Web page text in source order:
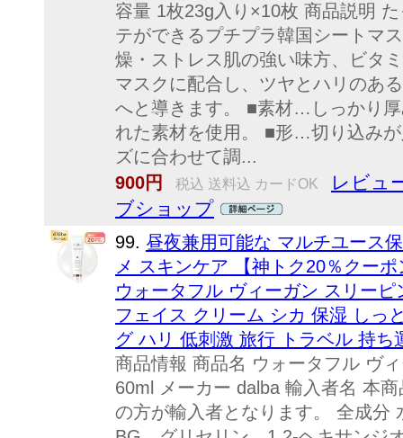
容量 1枚23g入り×10枚 商品説明
テができるプチプラ韓国シートマ
燥・ストレス肌の強い味方、ビタ
マスクに配合し、ツヤとハリのあ
へと導きます。 ■素材…しっかり
れた素材を使用。 ■形…切り込み
ズに合わせて調...
900円
税込 送料込 カードOK
レビュ
ブショップ
99. 昼夜兼用可能な マルチユース
メ スキンケア 【神トク20％クー
ウォータフル ヴィーガン スリー
フェイス クリーム シカ 保湿 しっ
グ ハリ 低刺激 旅行 トラベル 持ち
商品情報 商品名 ウォータフル ヴ
60ml メーカー dalba 輸入者名 本
の方が輸入者となります。 全成分